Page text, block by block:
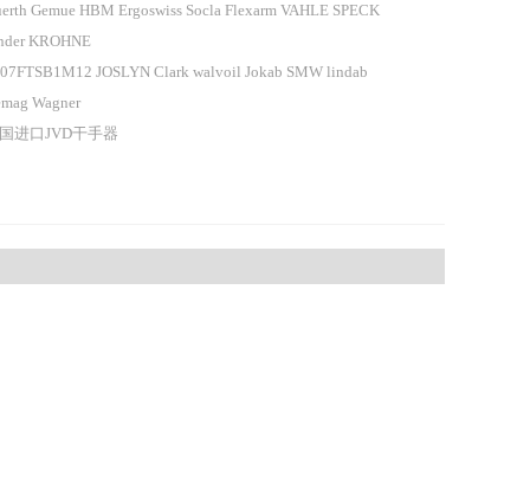
Gemue HBM Ergoswiss Socla Flexarm VAHLE SPECK
KROHNE
JOSLYN Clark walvoil Jokab SMW lindab
Wagner
进口JVD干手器